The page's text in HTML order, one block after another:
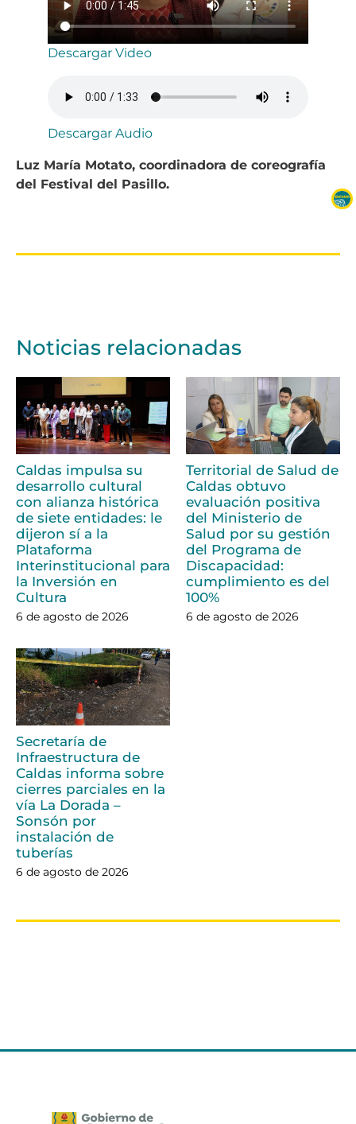
Descargar Video
Descargar Audio
Luz María Motato, coordinadora de coreografía
del Festival del Pasillo.
Noticias relacionadas
Caldas impulsa su
desarrollo cultural
con alianza histórica
de siete entidades: le
dijeron sí a la
Plataforma
Interinstitucional para
la Inversión en
Cultura
6 de agosto de 2026
Territorial de Salud de
Caldas obtuvo
evaluación positiva
del Ministerio de
Salud por su gestión
del Programa de
Discapacidad:
cumplimiento es del
100%
6 de agosto de 2026
Secretaría de
Infraestructura de
Caldas informa sobre
cierres parciales en la
vía La Dorada –
Sonsón por
instalación de
tuberías
6 de agosto de 2026